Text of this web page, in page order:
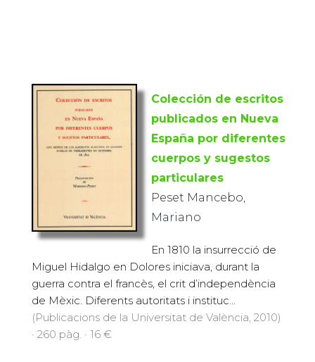
Colección de escritos
publicados en Nueva
España por diferentes
cuerpos y sugestos
particulares
Peset Mancebo,
Mariano
En 1810 la insurrecció de
Miguel Hidalgo en Dolores iniciava, durant la
guerra contra el francès, el crit d’independència
de Mèxic. Diferents autoritats i instituc...
(Publicacions de la Universitat de València, 2010)
· 260 pàg. · 16 €